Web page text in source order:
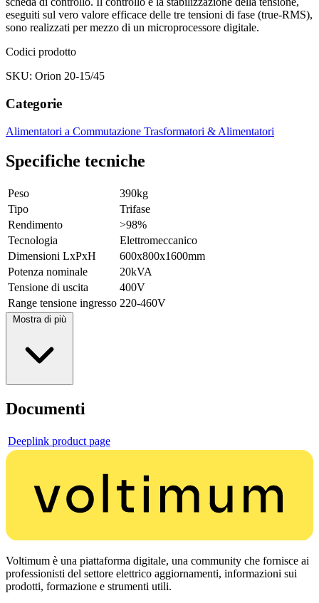
eseguiti sul vero valore efficace delle tre tensioni di fase (true-RMS),
sono realizzati per mezzo di un microprocessore digitale.
Codici prodotto
SKU: Orion 20-15/45
Categorie
Alimentatori a Commutazione Trasformatori & Alimentatori
Specifiche tecniche
Peso
390kg
Tipo
Trifase
Rendimento
>98%
Tecnologia
Elettromeccanico
Dimensioni LxPxH
600x800x1600mm
Potenza nominale
20kVA
Tensione di uscita
400V
Range tensione ingresso 220-460V
Mostra di più
Documenti
Deeplink product page
Voltimum è una piattaforma digitale, una community che fornisce ai
professionisti del settore elettrico aggiornamenti, informazioni sui
prodotti, formazione e strumenti utili.